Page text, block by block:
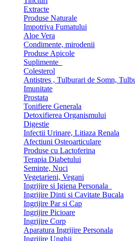
Extracte
Produse Naturale
Impotriva Fumatului
Aloe Vera
Condimente, mirodenii
Produse Apicole
Suplimente
Colesterol
Antistres , Tulburari de Somn,
Imunitate
Prostata
Tonifiere Generala
Detoxifierea Organismului
Digestie
Infectii Urinare, Litiaza Renala
Afectiuni Osteoarticulare
Produse cu Lactoferina
Terapia Diabetului
Seminte, Nuci
Vegetarieni, Vegani
Ingrijire si Igiena Personala
Ingrijire Dinti si Cavitate Bucala
Ingrijire Par si Cap
Ingrijire Picioare
Ingrijire Corp
Aparatura Ingrijire Personala
Ingrijire Unghii